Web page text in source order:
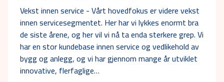
Vekst innen service - Vårt hovedfokus er videre vekst
innen servicesegmentet. Her har vi lykkes enormt bra
de siste årene, og her vil vi nå ta enda sterkere grep. Vi
har en stor kundebase innen service og vedlikehold av
bygg og anlegg, og vi har gjennom mange år utviklet
innovative, flerfaglige…